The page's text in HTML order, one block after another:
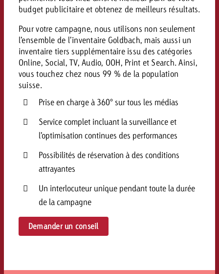
budget publicitaire et obtenez de meilleurs résultats.
Pour votre campagne, nous utilisons non seulement
l’ensemble de l’inventaire Goldbach, mais aussi un
inventaire tiers supplémentaire issu des catégories
Online, Social, TV, Audio, OOH, Print et Search. Ainsi,
vous touchez chez nous 99 % de la population
suisse.
Prise en charge à 360° sur tous les médias
Service complet incluant la surveillance et
l’optimisation continues des performances
Possibilités de réservation à des conditions
attrayantes
Un interlocuteur unique pendant toute la durée
de la campagne
Demander un conseil